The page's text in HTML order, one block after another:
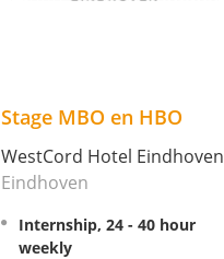
Stage MBO en HBO
WestCord Hotel Eindhoven
Eindhoven
Internship, 24 - 40 hour
weekly